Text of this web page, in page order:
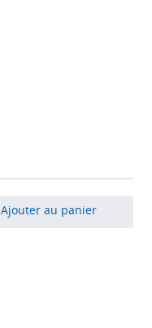
Ajouter au panier